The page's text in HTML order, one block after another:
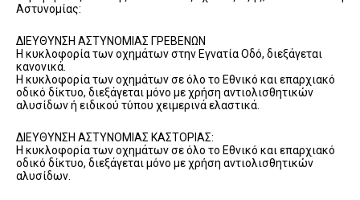
Αστυνομίας:
ΔΙΕΥΘΥΝΣΗ ΑΣΤΥΝΟΜΙΑΣ ΓΡΕΒΕΝΩΝ
Η κυκλοφορία των οχημάτων στην Εγνατία Οδό, διεξάγεται
κανονικά.
Η κυκλοφορία των οχημάτων σε όλο το Εθνικό και επαρχιακό
οδικό δίκτυο, διεξάγεται μόνο με χρήση αντιολισθητικών
αλυσίδων ή ειδικού τύπου χειμερινά ελαστικά.
ΔΙΕΥΘΥΝΣΗ ΑΣΤΥΝΟΜΙΑΣ ΚΑΣΤΟΡΙΑΣ:
Η κυκλοφορία των οχημάτων σε όλο το Εθνικό και επαρχιακό
οδικό δίκτυο, διεξάγεται μόνο με χρήση αντιολισθητικών
αλυσίδων.